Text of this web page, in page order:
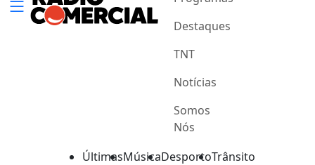
Destaques
TNT
Notícias
Somos
Nós
ÚltimasMúsicaDesportoTrânsito